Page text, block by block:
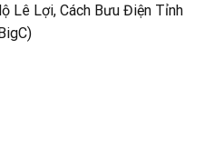
Lê Lợi, Cách Bưu Điện Tỉnh